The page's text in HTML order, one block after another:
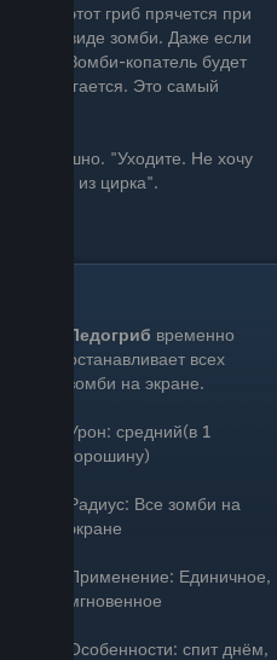
этот гриб прячется при
виде зомби. Даже если
Зомби-копатель будет
испугается. Это самый
слышно. "Уходите. Не хочу
человек из цирка".
Ледогриб временно
останавливает всех
зомби на экране.
Урон: средний(в 1
горошину)
Радиус: Все зомби на
экране
Применение: Единичное,
мгновенное
Особенности: спит днём,